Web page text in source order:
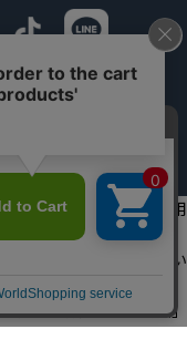
rights reserved.
のためにクッキーを利用
クッキーの使用に同意い
個人を特定できる情報」